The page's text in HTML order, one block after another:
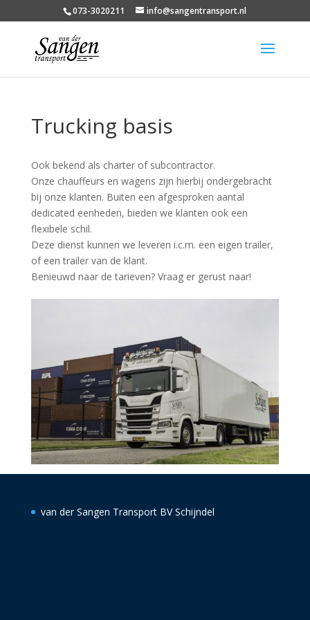
073-3020211 info@sangentransport.nl
Trucking basis
Ook bekend als charter of subcontractor.
Onze chauffeurs en wagens zijn hierbij ondergebracht
bij onze klanten. Buiten een afgesproken aantal
dedicated eenheden, bieden we klanten ook een
flexibele schil.
Deze dienst kunnen we leveren i.c.m. een eigen trailer,
of een trailer van de klant.
Benieuwd naar de tarieven? Vraag er gerust naar!
van der Sangen Transport BV Schijndel